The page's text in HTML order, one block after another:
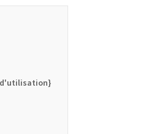
d'utilisation}